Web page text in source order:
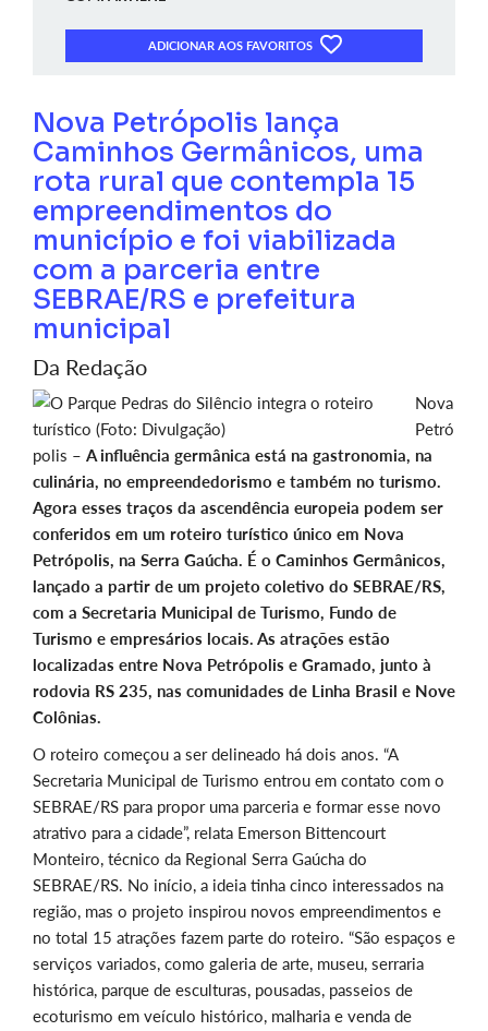
ADICIONAR AOS FAVORITOS
Nova Petrópolis lança
Caminhos Germânicos, uma
rota rural que contempla 15
empreendimentos do
município e foi viabilizada
com a parceria entre
SEBRAE/RS e prefeitura
municipal
Da Redação
Nova
Petró
polis – A influência germânica está na gastronomia, na
culinária, no empreendedorismo e também no turismo.
Agora esses traços da ascendência europeia podem ser
conferidos em um roteiro turístico único em Nova
Petrópolis, na Serra Gaúcha. É o Caminhos Germânicos,
lançado a partir de um projeto coletivo do SEBRAE/RS,
com a Secretaria Municipal de Turismo, Fundo de
Turismo e empresários locais. As atrações estão
localizadas entre Nova Petrópolis e Gramado, junto à
rodovia RS 235, nas comunidades de Linha Brasil e Nove
Colônias.
O roteiro começou a ser delineado há dois anos. “A
Secretaria Municipal de Turismo entrou em contato com o
SEBRAE/RS para propor uma parceria e formar esse novo
atrativo para a cidade”, relata Emerson Bittencourt
Monteiro, técnico da Regional Serra Gaúcha do
SEBRAE/RS. No início, a ideia tinha cinco interessados na
região, mas o projeto inspirou novos empreendimentos e
no total 15 atrações fazem parte do roteiro. “São espaços e
serviços variados, como galeria de arte, museu, serraria
histórica, parque de esculturas, pousadas, passeios de
ecoturismo em veículo histórico, malharia e venda de